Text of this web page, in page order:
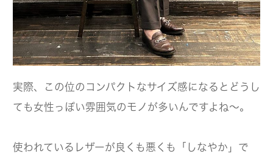
実際、この位のコンパクトなサイズ感になるとどうし
ても女性っぽい雰囲気のモノが多いんですよね～。
使われているレザーが良くも悪くも「しなやか」で